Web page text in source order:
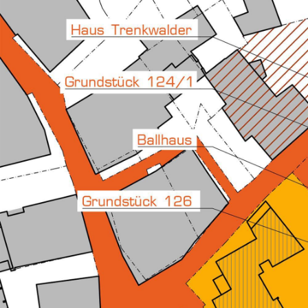
Services
Projekte
News
Kontakt
Copyright
Datenschutz